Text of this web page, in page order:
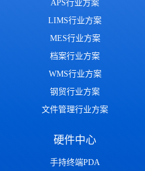
APS行业方案
LIMS行业方案
MES行业方案
档案行业方案
WMS行业方案
钢贸行业方案
文件管理行业方案
硬件中心
手持终端PDA